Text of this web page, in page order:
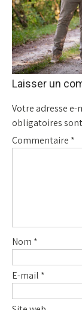
Laisser un
Votre adresse e-
obligatoires
Commentaire *
Nom *
E-mail *